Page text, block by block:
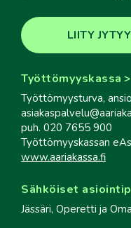
LIITY
Työttömyyskassa
Työttömyysturva,
puh. 020 7655 900
Työttömyyskassan
www.aariakassa.fi
Sähköiset
Jässäri, Operetti ja